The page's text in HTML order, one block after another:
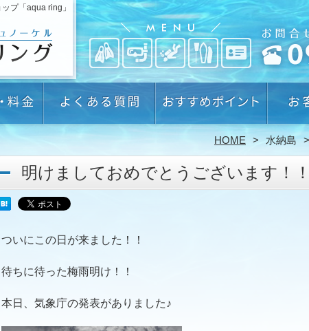
プ「aqua ring」
HOME 水納島
明けましておめでとうございます！
ついにこの日が来ました！！
待ちに待った梅雨明け！！
本日、気象庁の発表がありました♪